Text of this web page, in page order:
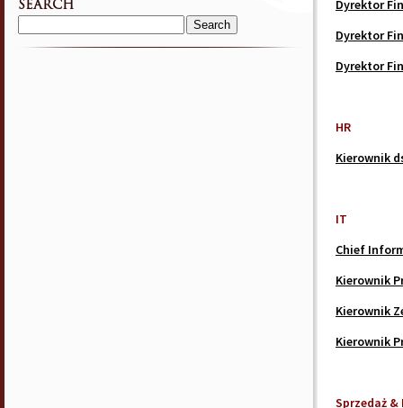
Dyrektor
Dyrektor
Dyrektor
HR
Kierownik
IT
Chief
Kierownik
Kierownik
Kierownik
Sprzedaż
SEARCH
Search
for: